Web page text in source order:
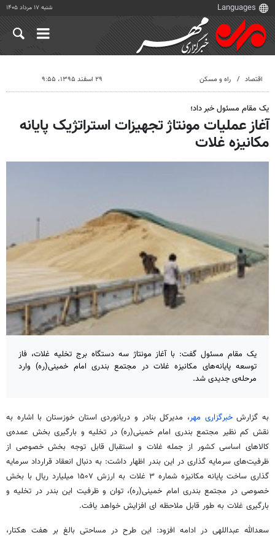
شنبه ۱۷ مرداد ۱۴۰۵
اقتصاد راه و مسکن ۲۹ اسفند ۱۳۹۵، ۹:۵۵
یک مقام مسئول خبر داد؛
آغاز عملیات مونتاژ تجهیزات استراتژیک پایانه
مکانیزه‌ غلات
یک مقام مسئول گفت: با آغاز مونتاژ سه دستگاه برج تخلیه غلات، فاز
توسعه پایانه‌های مکانیزه غلات در مجتمع بندری امام خمینی(ره) وارد
مرحله‌ی جدیدی شد.
به گزارشخبرگزاری مهر، مدیرکل بنادر و دریانوردی استان خوزستان با اشاره به
نقش کم نظیر مجتمع بندری امام خمینی(ره) در تخلیه و بارگیری بخش عمده‌ی
کالاهای اساسی کشور از جمله غلات و استقبال قابل توجه بخش خصوصی از
ظرفیت‌های سرمایه گذاری در این بندر اظهار داشت: به دنبال انعقاد قرارداد سرمایه
گذاری ساخت پایانه مکانیزه شماره ۳ غلات به ارزش ۱۵۰۷ میلیارد ریال با بخش
خصوصی در مجتمع بندری امام خمینی(ره)، توان و ظرفیت این بندر در تخلیه و
بارگیری غلات به طور قابل ملاحظه ای افزایش خواهد یافت.
سعدالله عبداللهی در ادامه افزود: این طرح در مساحتی بالغ بر هفت هکتار،